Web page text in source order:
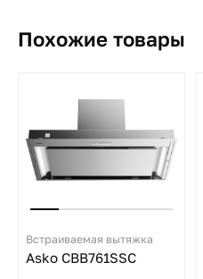
Похожие товары
Встраиваемая вытяжка
Asko CBB761SSC